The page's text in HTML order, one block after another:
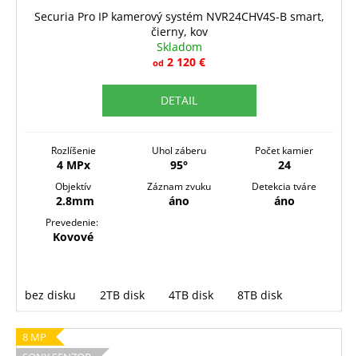
D
Securia Pro IP kamerový systém NVR24CHV4S-B smart,
čierny, kov
Skladom
od 2 120 €
DETAIL
Rozlíšenie
4 MPx
Uhol záberu
95°
Počet kamier
24
Objektív
2.8mm
Záznam zvuku
áno
Detekcia tváre
áno
Prevedenie:
Kovové
bez disku 2TB disk 4TB disk 8TB disk
8 MP